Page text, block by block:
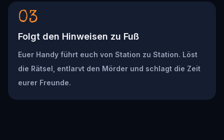
03
Folgt den Hinweisen zu Fuß
Euer Handy führt euch von Station zu Station. Löst
die Rätsel, entlarvt den Mörder und schlagt die Zeit
eurer Freunde.